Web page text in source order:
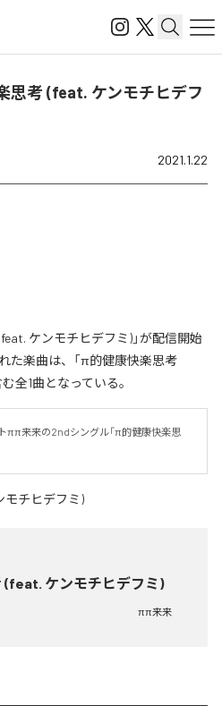
思考 (feat. ケンモチヒデフ
2021.1.22
ケンモチヒデフミ)」が配信開始
た楽曲は、「π的健康快楽思考
全1曲となっている。
ππ来来の2ndシングル「π的健康快楽思
ケンモチヒデフミ)
ππ来来